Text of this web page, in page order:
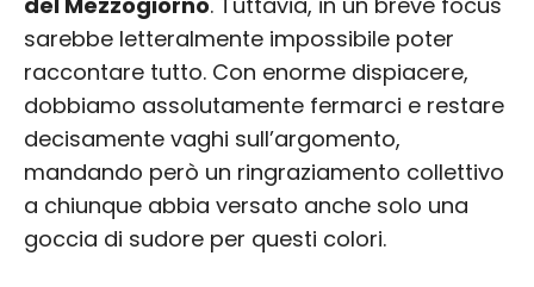
sarebbe letteralmente impossibile poter
raccontare tutto. Con enorme dispiacere,
dobbiamo assolutamente fermarci e restare
decisamente vaghi sull’argomento,
mandando però un ringraziamento collettivo
a chiunque abbia versato anche solo una
goccia di sudore per questi colori.